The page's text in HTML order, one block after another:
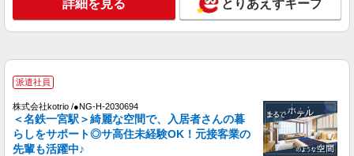
個別ケア重視！高級シニア住宅で巡回やケアな
通費全支給(ガソリン代含む)＞
キープ 詳細を見る
派遣社員
詳細を見る とりあえずキープ
派遣社員
株式会社kotrio /●NG-H-2030694
＜名鉄一宮駅＞綺麗な空間で、入居者さんの暮
らしをサポート◎サ高住未経験OK！元接客業の
先輩も活躍中♪